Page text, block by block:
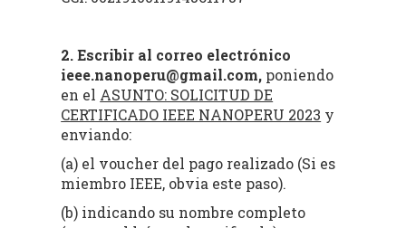
2. Escribir al correo electrónico
ieee.nanoperu@gmail.com, poniendo
en el ASUNTO: SOLICITUD DE
CERTIFICADO IEEE NANOPERU 2023 y
enviando:
(a) el voucher del pago realizado (Si es
miembro IEEE, obvia este paso).
(b) indicando su nombre completo